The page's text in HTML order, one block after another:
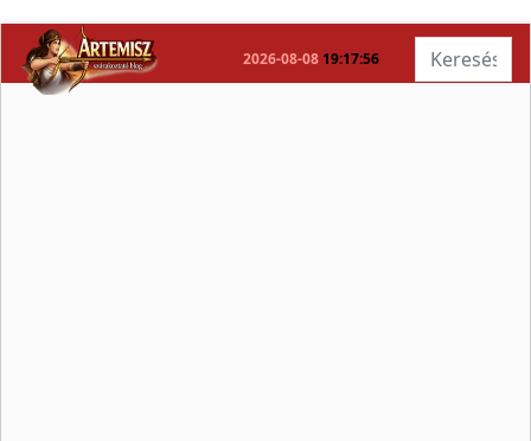
2026-08-08 19:17:57 Keresés...